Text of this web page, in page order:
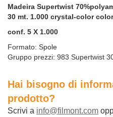
Madeira Supertwist
30 mt. 1.000 crystal-color
conf. 5 X 1.000
Formato: Spole
Gruppo prezzi: 983 Supertwist
Hai bisogno di
prodotto?
Scrivi a info@filmont.com